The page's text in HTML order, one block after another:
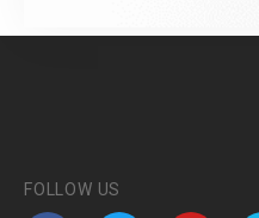
FOLLOW US